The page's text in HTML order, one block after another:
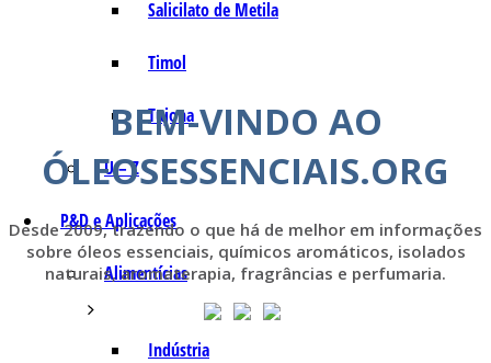
Salicilato de Metila
Timol
Tujona
U – Z
P&D e Aplicações
Alimentícias
Indústria
BEM-VINDO AO
ÓLEOSESSENCIAIS.ORG
Desde 2009, trazendo o que há de melhor em informações
sobre óleos essenciais, químicos aromáticos, isolados
naturais, aromaterapia, fragrâncias e perfumaria.